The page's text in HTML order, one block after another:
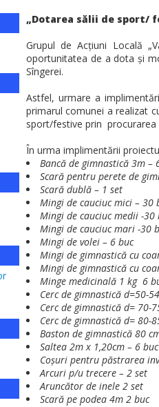
„Dotarea sălii de sport/
Grupul de Acțiuni Locală
oportunitatea de a dota și
Sîngerei.
Astfel, urmare a
primarul comunei a realizat
sport/festive prin procurarea
În urma implimentării
Bancă de gimnastică 3m –
Scară pentru perete de
Scară dublă – 1 set
Mingi de cauciuc mici – 30
Mingi de cauciuc medii -30
Mingi de cauciuc mari -30
Mingi de volei – 6 buc
Mingi de gimnastică cu
Mingi de gimnastică cu
Minge medicinală 1 kg 6
Cerc de gimnastică d=50-
Cerc de gimnastică d= 70-
Cerc de gimnastică d= 80-
Baston de gimnastică 80
Saltea 2m x 1,20cm – 6 buc
Coșuri pentru păstrarea
Arcuri p/u trecere – 2 set
Aruncător de inele 2 set
Scară pe podea 4m 2 buc